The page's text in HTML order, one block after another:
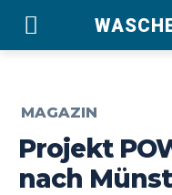
MAGAZIN
Projekt
nach